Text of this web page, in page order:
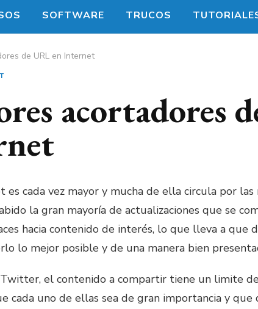
SOFTWARE TRUCOS
de URL en Internet
acortadores
es cada vez mayor y mucha de ella circula por las
la gran mayoría de actualizaciones que se
hacia contenido de interés, lo que lleva a que
lo mejor posible y de una manera bien
Twitter, el contenido a compartir tiene un limite
cada uno de ellas sea de gran importancia y que